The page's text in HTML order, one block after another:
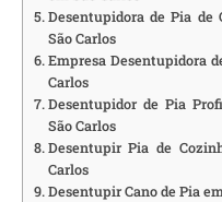
Desentupidora de Pia
São Carlos
Empresa Desentupidora
Carlos
Desentupidor de Pia
São Carlos
Desentupir Pia de
Carlos
Desentupir Cano de Pia